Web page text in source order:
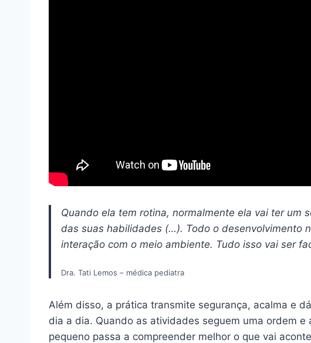
Quando ela tem rotina, normalmente ela vai ter um
das suas habilidades (…). Todo o desenvolvimento
interação com o meio ambiente. Tudo isso vai ser
Dra. Tati Lemos – médica pediatra
Além disso, a prática transmite segurança, acalma e
dia a dia. Quando as atividades seguem uma ordem
pequeno passa a compreender melhor o que vai